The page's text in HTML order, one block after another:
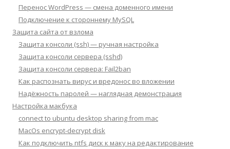
Перенос WordPress — смена доменного имени
Подключение к стороннему MySQL
Защита сайта от взлома
Защита консоли (ssh) — ручная настройка
Защита консоли сервера (sshd)
Защита консоли сервера: Fail2ban
Как распознать вирус и вредонос во вложении
Надёжность паролей — наглядная демонстрация
Настройка макбука
connect to ubuntu desktop sharing from mac
MacOs encrypt-decrypt disk
Как подключить ntfs диск к маку на редактирование